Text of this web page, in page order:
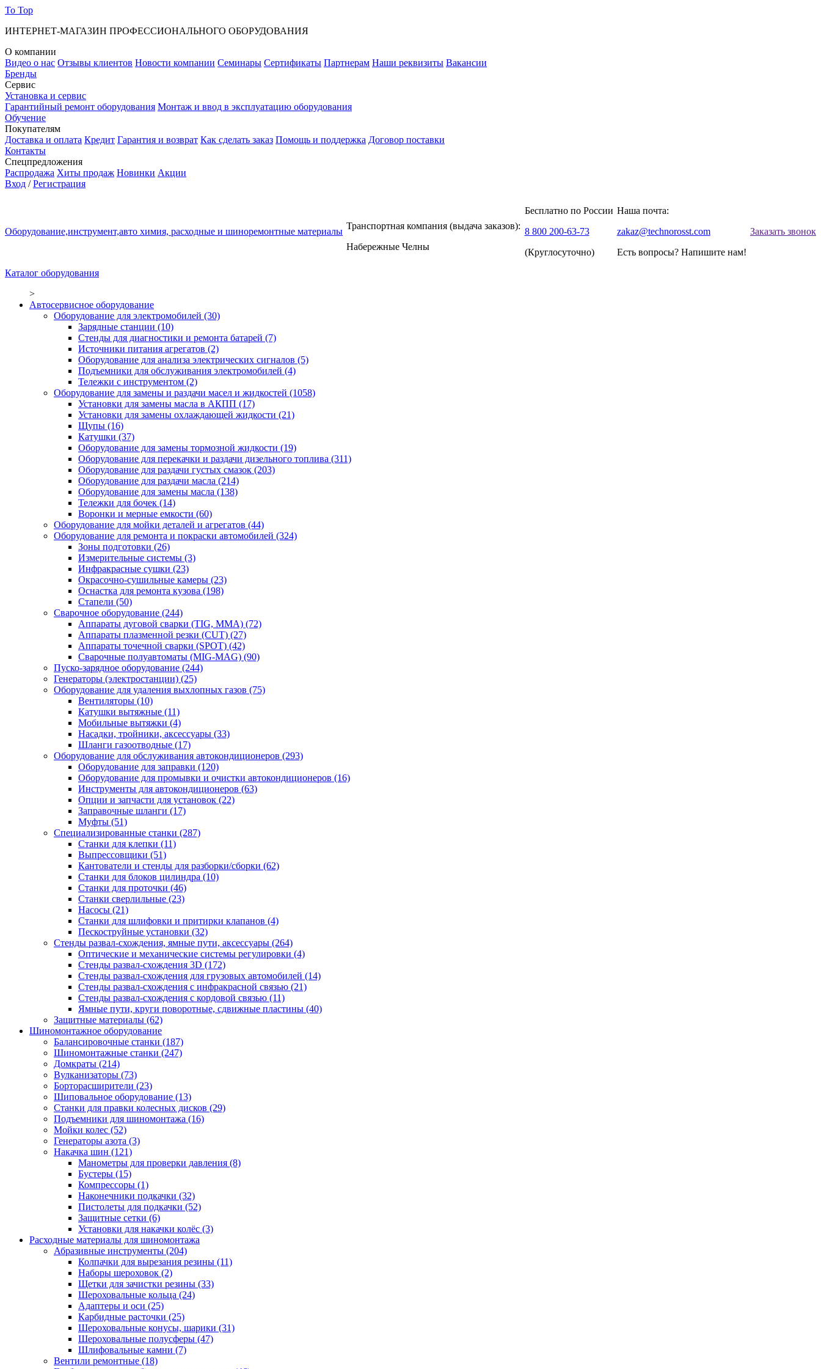
To Top
ИНТЕРНЕТ-МАГАЗИН ПРОФЕССИОНАЛЬНОГО ОБОРУДОВАНИЯ
О компании
Видео о нас Отзывы клиентов Новости компании Семинары Сертификаты Партнерам Наши реквизиты Вакансии
Бренды
Сервис
Установка и сервис
Гарантийный ремонт оборудования Монтаж и ввод в эксплуатацию оборудования
Обучение
Покупателям
Доставка и оплата Кредит Гарантия и возврат Как сделать заказ Помощь и поддержка Договор поставки
Контакты
Спецпредложения
Распродажа Хиты продаж Новинки Акции
Вход /Регистрация
Оборудование,инструмент,авто химия, расходные и шиноремонтные материалы
Транспортная компания (выдача заказов):
Набережные Челны
Бесплатно по России
8 800 200-63-73
(Круглосуточно)
Наша почта:
zakaz@technorosst.com
Есть вопросы? Напишите нам!
Заказать звонок
Каталог оборудования
>
Автосервисное оборудование
Оборудование для электромобилей (30)
Зарядные станции (10)
Стенды для диагностики и ремонта батарей (7)
Источники питания агрегатов (2)
Оборудование для анализа электрических сигналов (5)
Подъемники для обслуживания электромобилей (4)
Тележки с инструментом (2)
Оборудование для замены и раздачи масел и жидкостей (1058)
Установки для замены масла в АКПП (17)
Установки для замены охлаждающей жидкости (21)
Щупы (16)
Катушки (37)
Оборудование для замены тормозной жидкости (19)
Оборудование для перекачки и раздачи дизельного топлива (311)
Оборудование для раздачи густых смазок (203)
Оборудование для раздачи масла (214)
Оборудование для замены масла (138)
Тележки для бочек (14)
Воронки и мерные емкости (60)
Оборудование для мойки деталей и агрегатов (44)
Оборудование для ремонта и покраски автомобилей (324)
Зоны подготовки (26)
Измерительные системы (3)
Инфракрасные сушки (23)
Окрасочно-сушильные камеры (23)
Оснастка для ремонта кузова (198)
Стапели (50)
Сварочное оборудование (244)
Аппараты дуговой сварки (TIG, MMA) (72)
Аппараты плазменной резки (CUT) (27)
Аппараты точечной сварки (SPOT) (42)
Сварочные полуавтоматы (MIG-MAG) (90)
Пуско-зарядное оборудование (244)
Генераторы (электростанции) (25)
Оборудование для удаления выхлопных газов (75)
Вентиляторы (10)
Катушки вытяжные (11)
Мобильные вытяжки (4)
Насадки, тройники, аксессуары (33)
Шланги газоотводные (17)
Оборудование для обслуживания автокондиционеров (293)
Оборудование для заправки (120)
Оборудование для промывки и очистки автокондиционеров (16)
Инструменты для автокондиционеров (63)
Опции и запчасти для установок (22)
Заправочные шланги (17)
Муфты (51)
Специализированные станки (287)
Станки для клепки (11)
Выпрессовщики (51)
Кантователи и стенды для разборки/сборки (62)
Станки для блоков цилиндра (10)
Станки для проточки (46)
Станки сверлильные (23)
Насосы (21)
Станки для шлифовки и притирки клапанов (4)
Пескоструйные установки (32)
Стенды развал-схождения, ямные пути, аксессуары (264)
Оптические и механические системы регулировки (4)
Стенды развал-схождения 3D (172)
Стенды развал-схождения для грузовых автомобилей (14)
Стенды развал-схождения с инфракрасной связью (21)
Стенды развал-схождения с кордовой связью (11)
Ямные пути, круги поворотные, сдвижные пластины (40)
Защитные материалы (62)
Шиномонтажное оборудование
Балансировочные станки (187)
Шиномонтажные станки (247)
Домкраты (214)
Вулканизаторы (73)
Борторасширители (23)
Шиповальное оборудование (13)
Станки для правки колесных дисков (29)
Подъемники для шиномонтажа (16)
Мойки колес (52)
Генераторы азота (3)
Накачка шин (121)
Манометры для проверки давления (8)
Бустеры (15)
Компрессоры (1)
Наконечники подкачки (32)
Пистолеты для подкачки (52)
Защитные сетки (6)
Установки для накачки колёс (3)
Расходные материалы для шиномонтажа
Абразивные инструменты (204)
Колпачки для вырезания резины (11)
Наборы шероховок (2)
Щетки для зачистки резины (33)
Шероховальные кольца (24)
Адаптеры и оси (25)
Карбидные расточки (25)
Шероховальные конусы, шарики (31)
Шероховальные полусферы (47)
Шлифовальные камни (7)
Вентили ремонтные (18)